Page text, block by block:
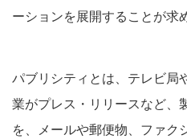
ーションを展開することが求
パブリシティとは、テレビ局
業がプレス・リリースなど、
を、メールや郵便物、ファク